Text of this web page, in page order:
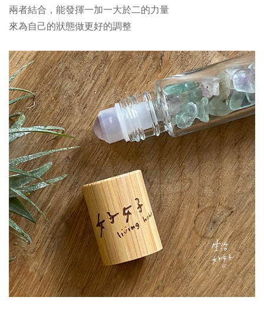
兩者結合，能發揮一加一大於二的力量
來為自己的狀態做更好的調整